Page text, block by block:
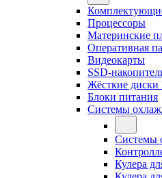
Процессоры
Материнские
Оперативная
Видеокарты
SSD-
Жёсткие
Блоки питания
Системы
Системы
Кулера